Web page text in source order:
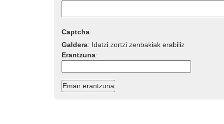
Captcha
Galdera: Idatzi zortzi zenbakiak erabiliz
Erantzuna: